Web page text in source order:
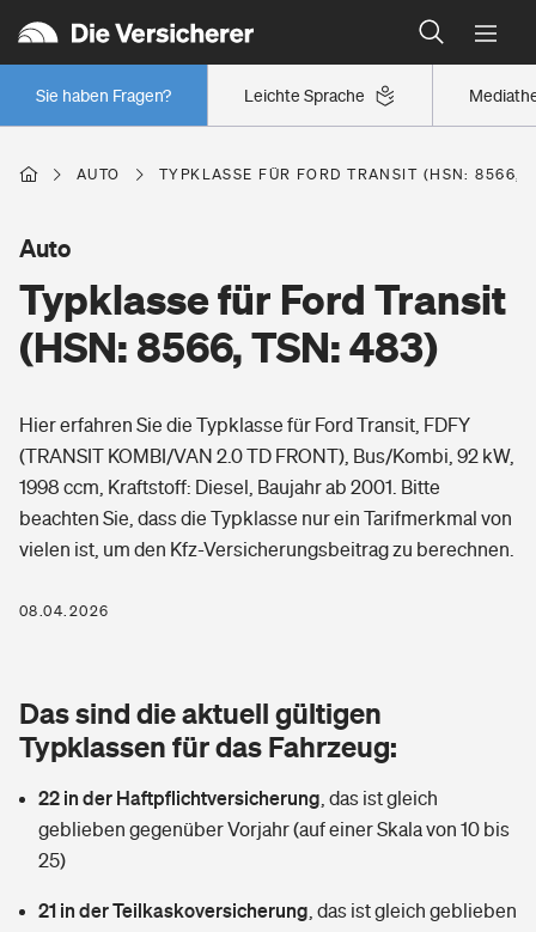
Leichte Sprache
Sie haben Fragen?
Wer versichert was: Jetzt Versicherer finden
Regionalklassen: So ist Ihre Region eingestuft
Wer versichert was: Jetzt Versicherer finden
Berufsunfähigkeitsversicherung
Erwerbsunfähigkeitsversicherung
Grundfähigkeitsversicherung
Arbeitsrechtsschutz
Berufshaftpflichtversicherung
Zur Übersicht
Tools
Wer versichert was: Jetzt Versicherer finden
Sie haben Fragen?
Wohnen
Glasversicherung
Mietkautionsversicherung
Restkreditversicherung
Freizeit
Pri­vate Haft­pflicht­
Kinderunfall­ver­si­che­rung
Kinderinvalidität
Gesundheit
Private Krankenversicherung
Dread-Disease-Versicherung
Tierkrankenversicherung
Zur Übersicht
AUTO TYPKLASSE FÜR FORD TRANSIT (HSN: 8566,
Typklasse für Ford Transit
(HSN: 8566, TSN: 483)
Auto
Hier erfahren Sie die Typklasse für Ford Transit, FDFY
(TRANSIT KOMBI/VAN 2.0 TD FRONT), Bus/Kombi, 92 kW,
1998 ccm, Kraftstoff: Diesel, Baujahr ab 2001. Bitte
beachten Sie, dass die Typklasse nur ein Tarifmerkmal von
vielen ist, um den Kfz-Versicherungsbeitrag zu berechnen.
08.04.2026
Das sind die aktuell gültigen
Typklassen für das Fahrzeug:
22 in der Haftpflichtversicherung das ist gleich
geblieben gegenüber Vorjahr (auf einer Skala von 10 bis
25)
21 in der Teilkaskoversicherung das ist gleich geblieben